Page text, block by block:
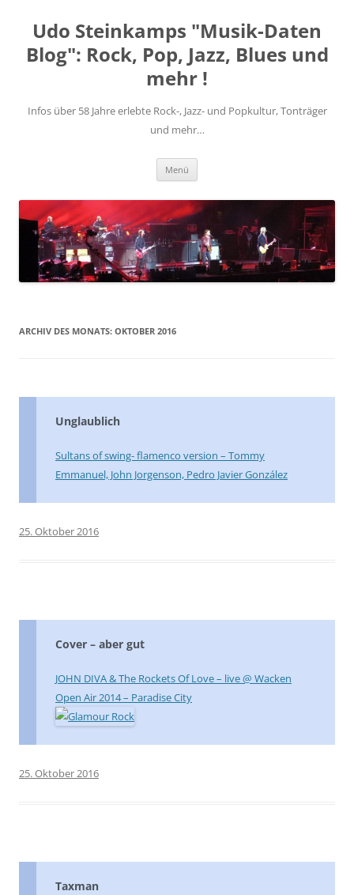
springen
Udo Steinkamps "Musik-Daten
Blog": Rock, Pop, Jazz, Blues und
mehr !
Infos über 58 Jahre erlebte Rock-, Jazz- und Popkultur, Tonträger
und mehr…
Menü
ARCHIV DES MONATS: OKTOBER 2016
Unglaublich
Sultans of swing- flamenco version – Tommy
Emmanuel, John Jorgenson, Pedro Javier González
25. Oktober 2016
Cover – aber gut
JOHN DIVA & The Rockets Of Love – live @ Wacken
Open Air 2014 – Paradise City
25. Oktober 2016
Taxman